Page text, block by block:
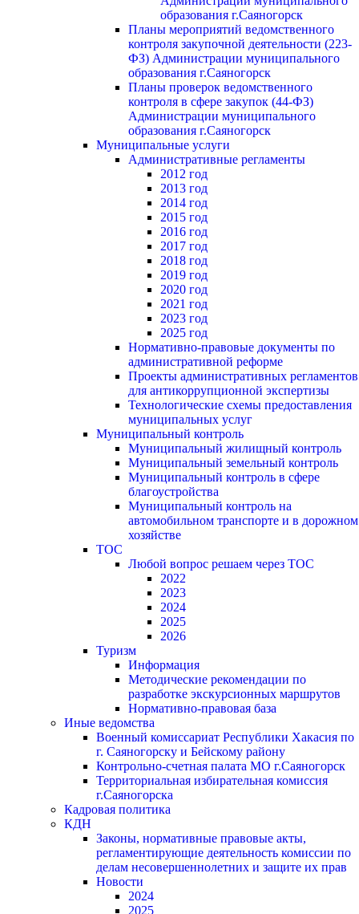
образования г.Саяногорск
Планы мероприятий ведомственного
контроля закупочной деятельности (223-
ФЗ) Администрации муниципального
образования г.Саяногорск
Планы проверок ведомственного
контроля в сфере закупок (44-ФЗ)
Администрации муниципального
образования г.Саяногорск
Муниципальные услуги
Административные регламенты
2012 год
2013 год
2014 год
2015 год
2016 год
2017 год
2018 год
2019 год
2020 год
2021 год
2023 год
2025 год
Нормативно-правовые документы по
административной реформе
Проекты административных регламентов
для антикоррупционной экспертизы
Технологические схемы предоставления
муниципальных услуг
Муниципальный контроль
Муниципальный жилищный контроль
Муниципальный земельный контроль
Муниципальный контроль в сфере
благоустройства
Муниципальный контроль на
автомобильном транспорте и в дорожном
хозяйстве
ТОС
Любой вопрос решаем через ТОС
2022
2023
2024
2025
2026
Туризм
Информация
Методические рекомендации по
разработке экскурсионных маршрутов
Нормативно-правовая база
Иные ведомства
Военный комиссариат Республики Хакасия по
г. Саяногорску и Бейскому району
Контрольно-счетная палата МО г.Саяногорск
Территориальная избирательная комиссия
г.Саяногорска
Кадровая политика
КДН
Законы, нормативные правовые акты,
регламентирующие деятельность комиссии по
делам несовершеннолетних и защите их прав
Новости
2024
2025